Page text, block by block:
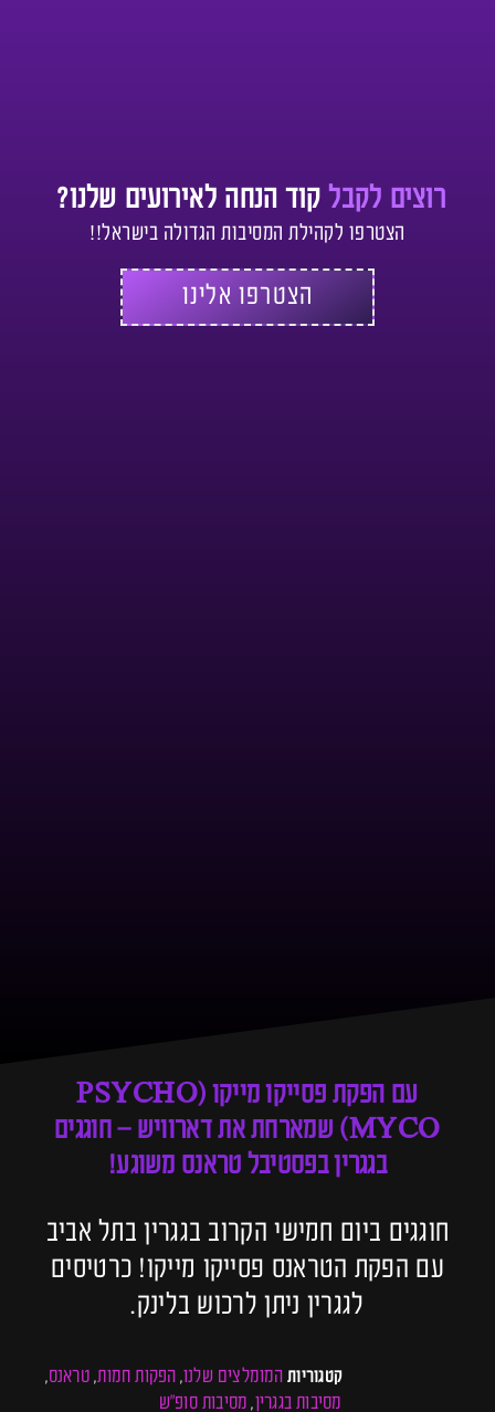
רוצים לקבל קוד הנחה לאירועים שלנו?
הצטרפו לקהילת המסיבות הגדולה בישראל!!
הצטרפו אלינו
עם הפקת פסייקו מייקו (PSYCHO
MYCO) שמארחת את דארוויש – חוגגים
בגגרין בפסטיבל טראנס משוגע!
חוגגים ביום חמישי הקרוב בגגרין בתל אביב
עם הפקת הטראנס פסייקו מייקו! כרטיסים
לגגרין ניתן לרכוש בלינק.
קטגוריות המומלצים שלנו, הפקות חמות, טראנס,
מסיבות בגגרין, מסיבות סופ"ש